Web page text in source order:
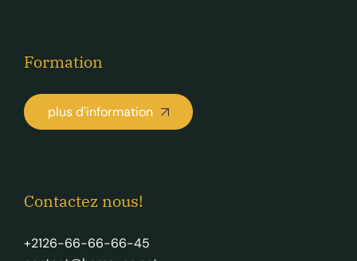
Formation
plus d'information
Contactez nous!
+2126-66-66-66-45